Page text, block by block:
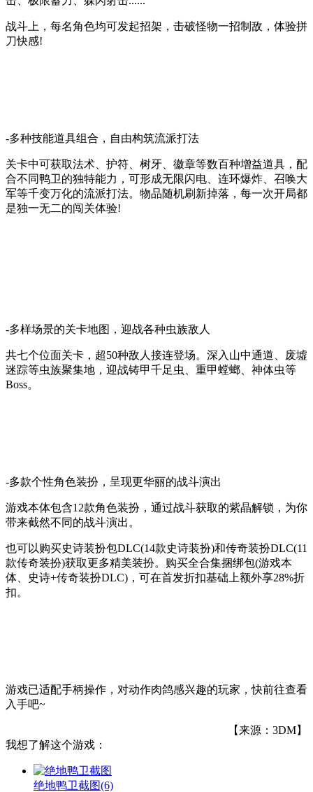
战斗上，每名角色均可发起招架，击破怪物一招制敌，体验拼
刀快感!
-多种技能道具组合，自由构筑流派打法
关卡中可获取法术、护符、树牙、徽章等数百种增益道具，配
合不同鸭卫的独特能力，可形成无限闪电、连环爆炸、召唤大
军等千变万化的流派打法。物品随机刷新掉落，每一次开局都
是独一无二的闯关体验!
-多样场景的关卡地图，迎战各种虫族敌人
共七个位面关卡，超50种敌人接连登场。深入山中通道、废墟
迷踪等虫族聚集地，迎战铸甲千足虫、重甲螳螂、神体虫等
Boss。
-多款个性角色装扮，呈现更华丽的战斗演出
游戏本体包含12款角色装扮，通过战斗获取的紫晶解锁，为你
带来截然不同的战斗演出。
也可以购买史诗装扮包DLC(14款史诗装扮)和传奇装扮DLC(11
款传奇装扮)获取更多精美装扮。购买全合集捆绑包(游戏本
体、史诗+传奇装扮DLC)，可在首发折扣基础上额外享28%折
扣。
游戏已适配手柄操作，对动作肉鸽感兴趣的玩家，快前往查看
入手吧~
【来源：3DM】
我想了解这个游戏：
绝地鸭卫截图(6)